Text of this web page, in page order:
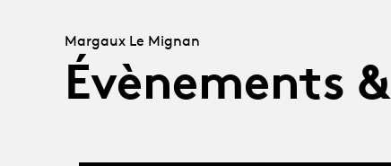
Margaux Le Mignan
Évènements